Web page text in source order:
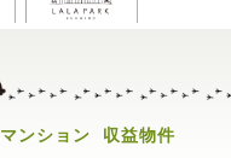
マンション
収益物件